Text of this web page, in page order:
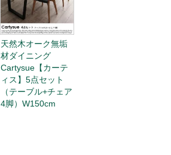
天然木オーク無垢
材ダイニング
Cartysue【カーテ
ィス】5点セット
（テーブル+チェア
4脚）W150cm